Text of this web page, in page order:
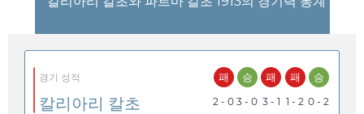
경기 성적
칼리아리 칼초
패
2 - 0
승
3 - 0
패
3 - 1
패
1 - 2
승
0 - 2